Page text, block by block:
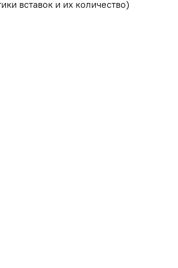
вставок и их количество)